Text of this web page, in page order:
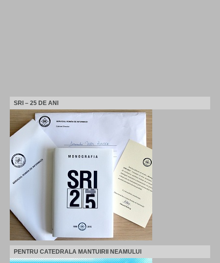
SRI – 25 DE ANI
PENTRU CATEDRALA MANTUIRII NEAMULUI